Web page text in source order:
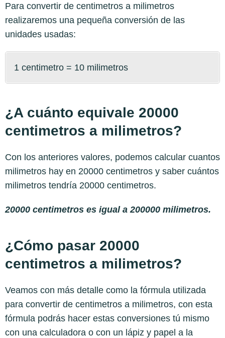
Para convertir de centimetros a milimetros
realizaremos una pequeña conversión de las
unidades usadas:
1 centimetro = 10 milimetros
¿A cuánto equivale 20000
centimetros a milimetros?
Con los anteriores valores, podemos calcular cuantos
milimetros hay en 20000 centimetros y saber cuántos
milimetros tendría 20000 centimetros.
20000 centimetros es igual a 200000 milimetros.
¿Cómo pasar 20000
centimetros a milimetros?
Veamos con más detalle como la fórmula utilizada
para convertir de centimetros a milimetros, con esta
fórmula podrás hacer estas conversiones tú mismo
con una calculadora o con un lápiz y papel a la